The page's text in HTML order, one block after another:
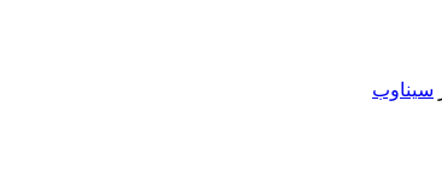
سیناوب